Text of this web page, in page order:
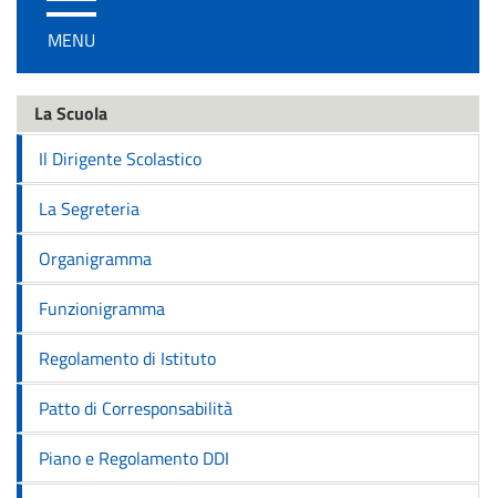
/
disattiva
navigazione
MENU
La Scuola
Il Dirigente Scolastico
La Segreteria
Organigramma
Funzionigramma
Regolamento di Istituto
Patto di Corresponsabilità
Piano e Regolamento DDI